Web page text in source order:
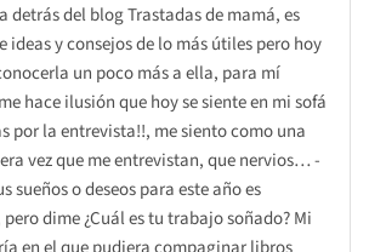
detrás del blog Trastadas de mamá, es
ideas y consejos de lo más útiles pero hoy
un poco más a ella, para mí
hace ilusión que hoy se siente en mi sofá
la entrevista!!, me siento como una
vez que me entrevistan, que nervios… -
sueños o deseos para este año es
dime ¿Cuál es tu trabajo soñado? Mi